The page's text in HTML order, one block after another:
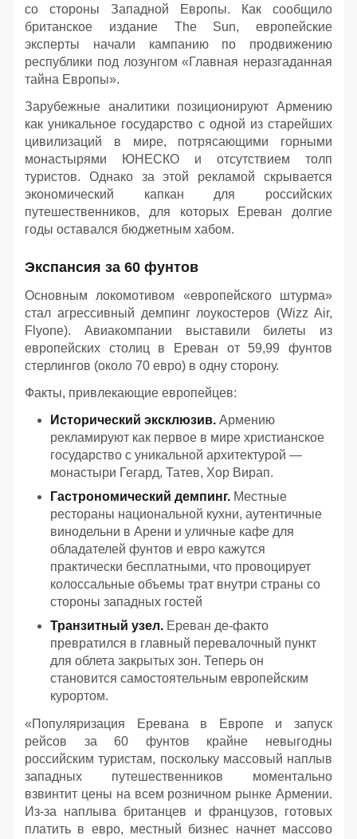
со стороны Западной Европы. Как сообщило
британское издание The Sun, европейские
эксперты начали кампанию по продвижению
республики под лозунгом «Главная неразгаданная
тайна Европы».
Зарубежные аналитики позиционируют Армению
как уникальное государство с одной из старейших
цивилизаций в мире, потрясающими горными
монастырями ЮНЕСКО и отсутствием толп
туристов. Однако за этой рекламой скрывается
экономический капкан для российских
путешественников, для которых Ереван долгие
годы оставался бюджетным хабом.
Экспансия за 60 фунтов
Основным локомотивом «европейского штурма»
стал агрессивный демпинг лоукостеров (Wizz Air,
Flyone). Авиакомпании выставили билеты из
европейских столиц в Ереван от 59,99 фунтов
стерлингов (около 70 евро) в одну сторону.
Факты, привлекающие европейцев:
Исторический эксклюзив. Армению
рекламируют как первое в мире христианское
государство с уникальной архитектурой —
монастыри Гегард, Татев, Хор Вирап.
Гастрономический демпинг. Местные
рестораны национальной кухни, аутентичные
винодельни в Арени и уличные кафе для
обладателей фунтов и евро кажутся
практически бесплатными, что провоцирует
колоссальные объемы трат внутри страны со
стороны западных гостей
Транзитный узел. Ереван де-факто
превратился в главный перевалочный пункт
для облета закрытых зон. Теперь он
становится самостоятельным европейским
курортом.
«Популяризация Еревана в Европе и запуск
рейсов за 60 фунтов крайне невыгодны
российским туристам, поскольку массовый наплыв
западных путешественников моментально
взвинтит цены на всем розничном рынке Армении.
Из-за наплыва британцев и французов, готовых
платить в евро, местный бизнес начнет массово